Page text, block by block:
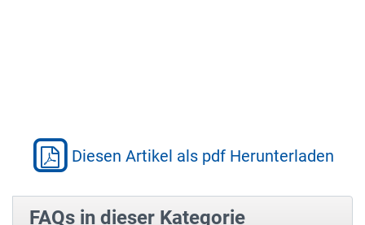
Diesen Artikel als pdf Herunterladen
FAQs in dieser Kategorie